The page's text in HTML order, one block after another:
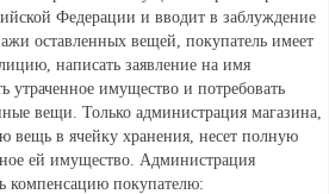
Федерации и вводит в заблуждение
оставленных вещей, покупатель имеет
написать заявление на имя
утраченное имущество и потребовать
вещи. Только администрация магазина,
вещь в ячейку хранения, несет полную
ей имущество. Администрация
компенсацию покупателю: